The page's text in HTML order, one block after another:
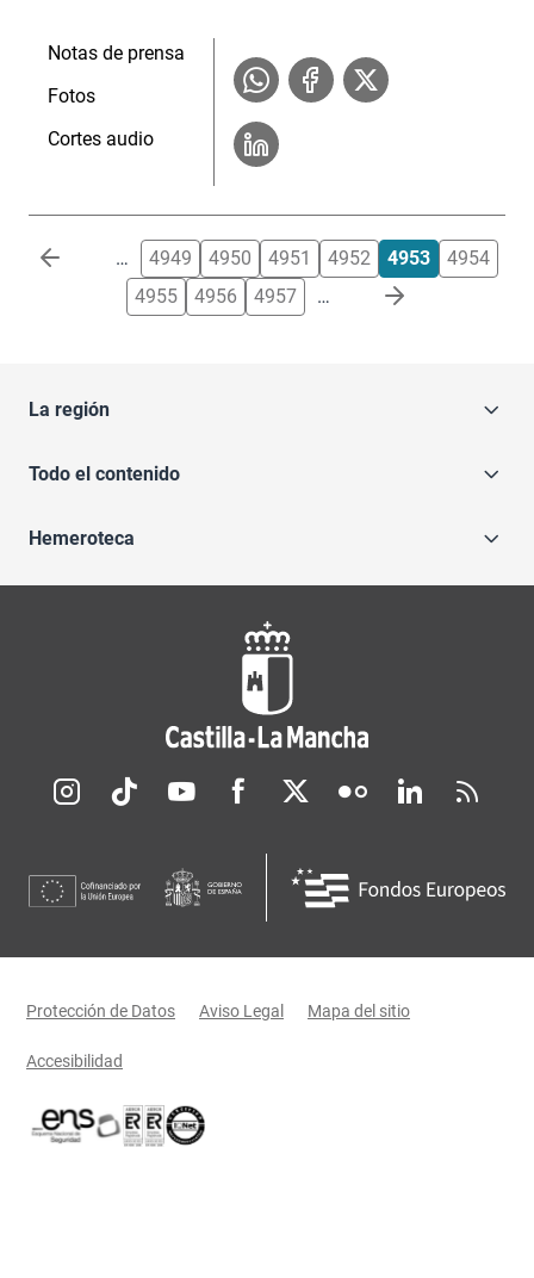
Notas de prensa
Fotos
Cortes audio
Paginación … 4949 4950 4951 4952 4953
4954
4955
4956 4957 …
La región
Todo el contenido
Hemeroteca
Redes sociales JCCM
Menú legal
Protección de Datos Aviso Legal Mapa del sitio
Accesibilidad